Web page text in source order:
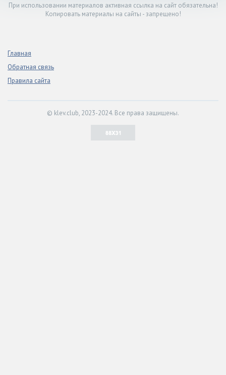
При использовании материалов активная ссылка на сайт обязательна!
Копировать материалы на сайты - запрещено!
Главная
Обратная связь
Правила сайта
© klev.club, 2023-2024. Все права защищены.